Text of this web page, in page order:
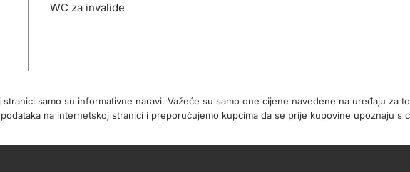
WC za invalide
samo su informativne naravi. Važeće su samo one cijene navedene na uređaju za
na internetskoj stranici i preporučujemo kupcima da se prije kupovine upoznaju